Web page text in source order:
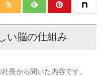
い脳の仕組み
長から聞いた内容です。